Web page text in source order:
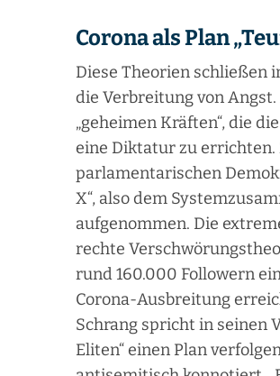
Corona als Plan
Diese Theorien schließen
die Verbreitung von
„geheimen Kräften“, die
eine Diktatur zu
parlamentarischen
X“, also dem
aufgenommen. Die
rechte
rund 160.000 Followern
Corona-Ausbreitung
Schrang spricht in seinen
Eliten“ einen Plan